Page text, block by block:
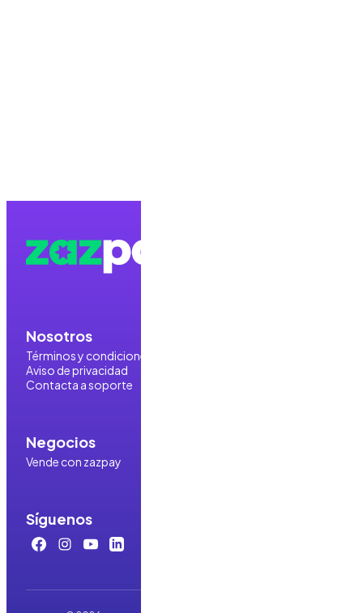
Nosotros
Términos y condiciones
Aviso de privacidad
Contacta a soporte
Negocios
Vende con zazpay
Síguenos